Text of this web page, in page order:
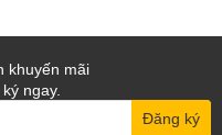
khuyến mãi
ngay.
Đăng ký